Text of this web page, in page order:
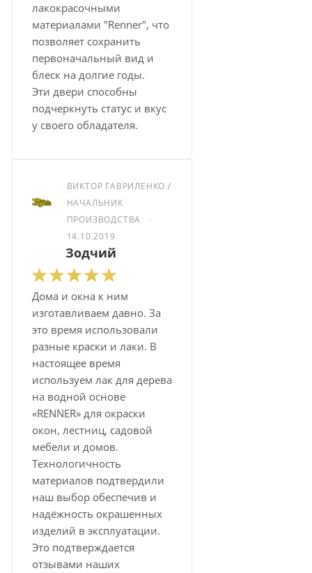
лакокрасочными
материалами "Renner", что
позволяет сохранить
первоначальный вид и
блеск на долгие годы.
Эти двери способны
подчеркнуть статус и вкус
у своего обладателя.
ВИКТОР ГАВРИЛЕНКО /
НАЧАЛЬНИК
ПРОИЗВОДСТВА
–
14.10.2019
Зодчий
Дома и окна к ним
изготавливаем давно. За
это время использовали
разные краски и лаки. В
настоящее время
используем лак для дерева
на водной основе
«RENNER» для окраски
окон, лестниц, садовой
мебели и домов.
Технологичность
материалов подтвердили
наш выбор обеспечив и
надёжность окрашенных
изделий в эксплуатации.
Это подтверждается
отзывами наших